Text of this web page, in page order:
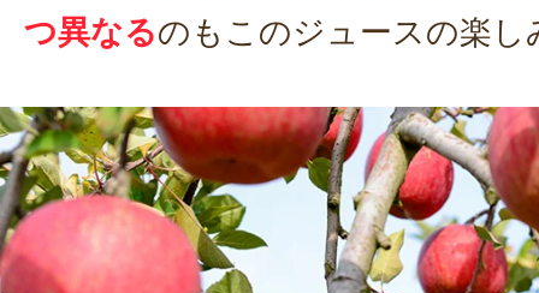
つ異なるのもこのジュースの楽